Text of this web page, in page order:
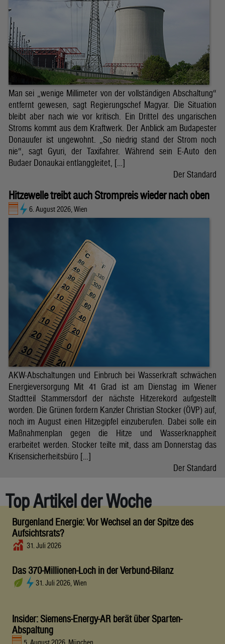
Man sei „wenige Millimeter von der vollständigen Abschaltung“
entfernt gewesen, sagt Regierungschef Magyar. Die Situation
bleibt aber nach wie vor kritisch. Ein Drittel des ungarischen
Stroms kommt aus dem Kraftwerk. Der Anblick am Budapester
Donauufer ist ungewohnt. „So niedrig stand der Strom noch
nie“, sagt Gyuri, der Taxifahrer. Während sein E-Auto den
Budaer Donaukai entlanggleitet, […]
Der Standard
Hitzewelle treibt auch Strompreis wieder nach oben
6. August 2026, Wien
AKW-Abschaltungen und Einbruch bei Wasserkraft schwächen
Energieversorgung Mit 41 Grad ist am Dienstag im Wiener
Stadtteil Stammersdorf der nächste Hitzerekord aufgestellt
worden. Die Grünen fordern Kanzler Christian Stocker (ÖVP) auf,
noch im August einen Hitzegipfel einzuberufen. Dabei solle ein
Maßnahmenplan gegen die Hitze und Wasserknappheit
erarbeitet werden. Stocker teilte mit, dass am Donnerstag das
Krisensicherheitsbüro […]
Der Standard
Top Artikel der Woche
Burgenland Energie: Vor Wechsel an der Spitze des
Aufsichtsrats?
31. Juli 2026
Das 370-Millionen-Loch in der Verbund-Bilanz
31. Juli 2026, Wien
Insider: Siemens-Energy-AR berät über Sparten-
Abspaltung